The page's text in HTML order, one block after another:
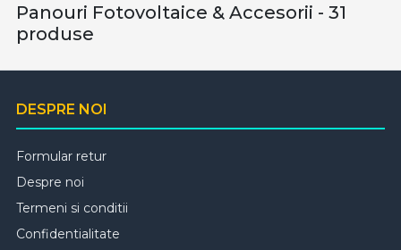
Panouri Fotovoltaice & Accesorii - 31
produse
DESPRE NOI
Formular retur
Despre noi
Termeni si conditii
Confidentialitate